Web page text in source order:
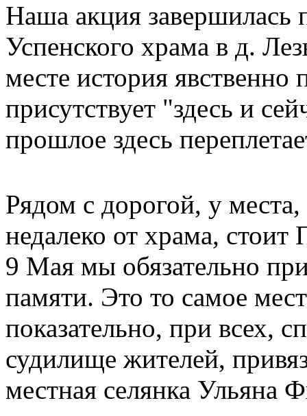
Наша акция завершилась
Успенского храма в д.
месте история явственно
присутствует "здесь и
прошлое здесь
Рядом с дорогой, у
недалеко от храма,
9 Мая мы обязательно
памяти. Это то самое
показательно, при всех,
судилище жителей,
местная селянка Ульяна